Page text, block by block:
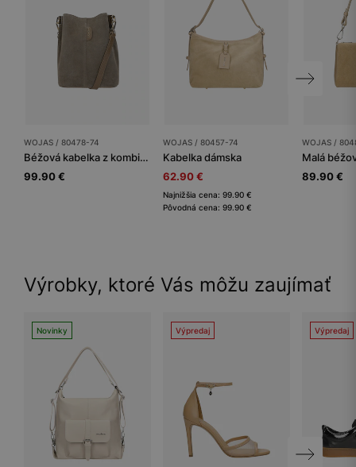
WOJAS / 80478-74
Béžová kabelka z kombinovaných koží
99.90 €
WOJAS / 80457-74
Kabelka dámska
62.90 €
Najnižšia cena: 99.90 €
Pôvodná cena: 99.90 €
WOJAS /
89.90 €
Výrobky, ktoré Vás môžu zaujímať
Novinky Výpredaj Výpredaj